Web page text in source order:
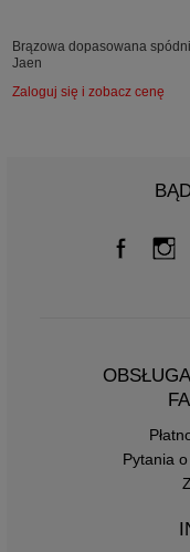
Brązowa dopasowana
Jaen
Zaloguj się i zobacz cenę
Pytania